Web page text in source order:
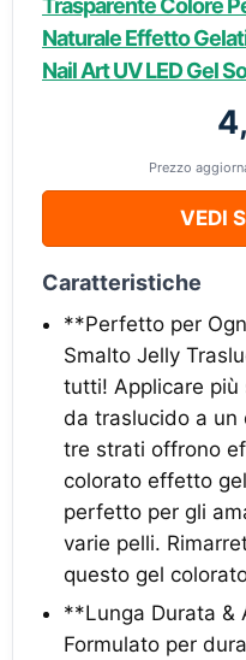
Trasparente Colore
Naturale Effetto
Nail Art UV LED Gel
Prezzo
VEDI
Caratteristiche
**Perfetto per
Smalto Jelly
tutti! Applicare più
da traslucido a un
tre strati offrono
colorato effetto
perfetto per gli
varie pelli.
questo gel
**Lunga Durata &
Formulato per